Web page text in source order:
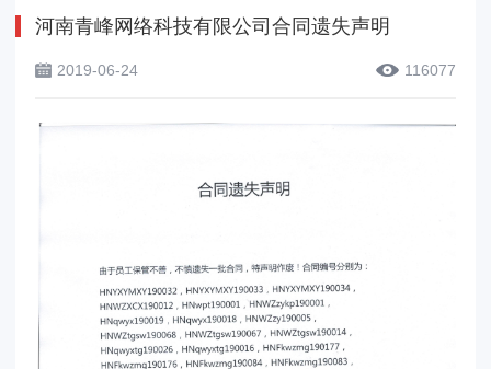
河南青峰网络科技有限公司合同遗失声明
2019-06-24 116077